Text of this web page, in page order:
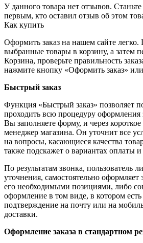
У данного товара нет отзывов. Станьте
первым, кто оставил отзыв об этом
Как купить
Оформить заказ на нашем сайте легко.
выбранные товары в корзину, а затем
Корзина, проверьте правильность
нажмите кнопку «Оформить заказ»
Быстрый заказ
Функция «Быстрый заказ» позволяет
проходить всю процедуру оформления
Вы заполняете форму, и через
менеджер магазина. Он уточнит все
на вопросы, касающиеся качества
также подскажет о вариантах оплаты и
По результатам звонка, пользователь
уточнения, самостоятельно оформляет
его необходимыми позициями, либо
оформление в том виде, в котором
подтверждение на почту или на
доставки.
Оформление заказа в стандартном